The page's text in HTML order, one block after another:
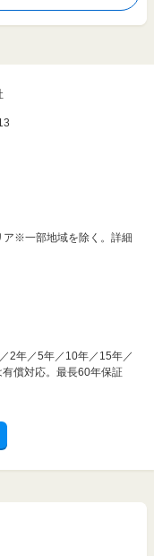
ア※一部地域を除く。詳細
2年／5年／10年／15年／
償対応。最長60年保証